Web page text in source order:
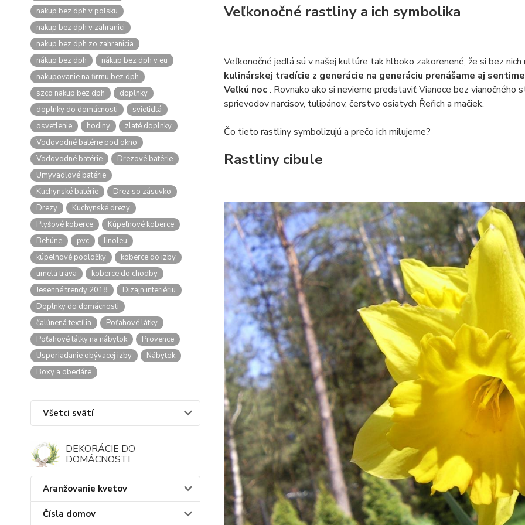
nakup bez dph v polsku
nakup bez dph v zahranici
nakup bez dph zo zahranicia
nákup bez dph
nákup bez dph v eu
nakupovanie na firmu bez dph
szco nakup bez dph
doplnky
doplnky do domácnosti
svietidlá
osvetlenie
hodiny
zlaté doplnky
Vodovodné batérie pod okno
Vodovodné batérie
Drezové batérie
Umyvadlové batérie
Kuchynské batérie
Drez so zásuvko
Drezy
Kuchynské drezy
Plyšové koberce
Kúpeľnové koberce
Behúne
pvc
linoleu
kúpelnové podložky
koberce do izby
umelá tráva
koberce do chodby
Jesenné trendy 2018
Dizajn interiériu
Doplnky do domácnosti
čalúnená textília
Poťahové látky
Poťahové látky na nábytok
Provence
Usporiadanie obývacej izby
Nábytok
Boxy a obedáre
Všetci svätí
DEKORÁCIE DO
DOMÁCNOSTI
Aranžovanie kvetov
Čísla domov
Veľkonočné rastliny a ich symbolika
Veľkonočné jedlá sú v našej kultúre tak hlboko zakorenené, že si bez
kulinárskej tradície z generácie na generáciu prenášame aj
Veľkú noc. Rovnako ako si nevieme predstaviť Vianoce bez vianočného
sprievodov narcisov, tulipánov, čerstvo osiatych Řeřich a mačiek.
Čo tieto rastliny symbolizujú a prečo ich milujeme?
Rastliny cibule